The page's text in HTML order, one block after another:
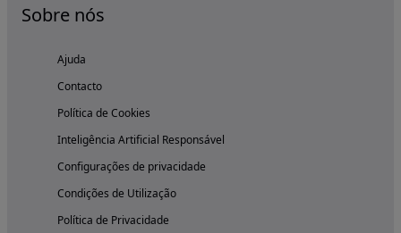
Sobre nós
Ajuda
Contacto
Política de Cookies
Inteligência Artificial Responsável
Configurações de privacidade
Condições de Utilização
Política de Privacidade